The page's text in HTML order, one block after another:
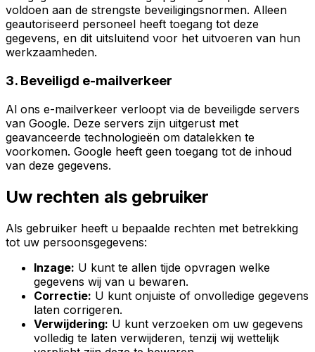
voldoen aan de strengste beveiligingsnormen. Alleen
geautoriseerd personeel heeft toegang tot deze
gegevens, en dit uitsluitend voor het uitvoeren van hun
werkzaamheden.
3. Beveiligd e-mailverkeer
Al ons e-mailverkeer verloopt via de beveiligde servers
van Google. Deze servers zijn uitgerust met
geavanceerde technologieën om datalekken te
voorkomen. Google heeft geen toegang tot de inhoud
van deze gegevens.
Uw rechten als gebruiker
Als gebruiker heeft u bepaalde rechten met betrekking
tot uw persoonsgegevens:
Inzage: U kunt te allen tijde opvragen welke
gegevens wij van u bewaren.
Correctie: U kunt onjuiste of onvolledige gegevens
laten corrigeren.
Verwijdering: U kunt verzoeken om uw gegevens
volledig te laten verwijderen, tenzij wij wettelijk